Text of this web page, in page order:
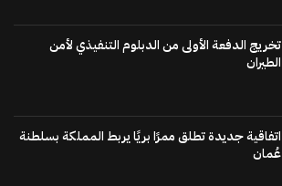
تخريج الدفعة الأولى من الدبلوم التنفيذي لأمن
الطيران
اتفاقية جديدة تطلق ممرًا بريًا يربط المملكة بسلطنة
عُمان